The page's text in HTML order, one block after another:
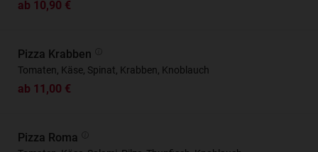
ab 10,90 €
Pizza Krabben
Tomaten, Käse, Spinat, Krabben, Knoblauch
ab 11,00 €
Pizza Roma